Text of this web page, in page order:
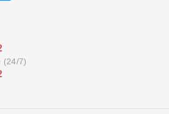
(24/7)